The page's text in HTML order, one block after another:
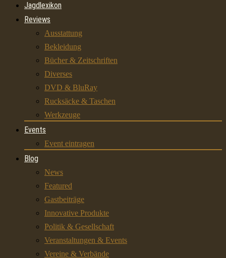
Jagdlexikon
Reviews
Ausstattung
Bekleidung
Bücher & Zeitschriften
Diverses
DVD & BluRay
Rucksäcke & Taschen
Werkzeuge
Events
Event eintragen
Blog
News
Featured
Gastbeiträge
Innovative Produkte
Politik & Gesellschaft
Veranstaltungen & Events
Vereine & Verbände